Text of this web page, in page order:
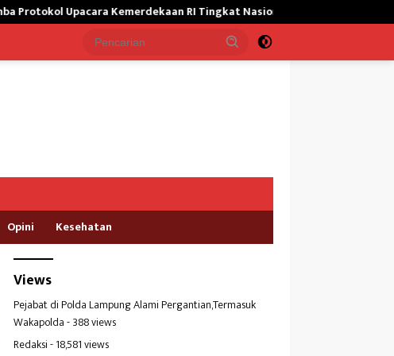
Kemerdekaan RI Tingkat Nasional Satgas Yonif 645/GTY
Opini Kesehatan
Views
Pejabat di Polda Lampung Alami Pergantian,Termasuk
Wakapolda- 388 views
Redaksi- 18,581 views